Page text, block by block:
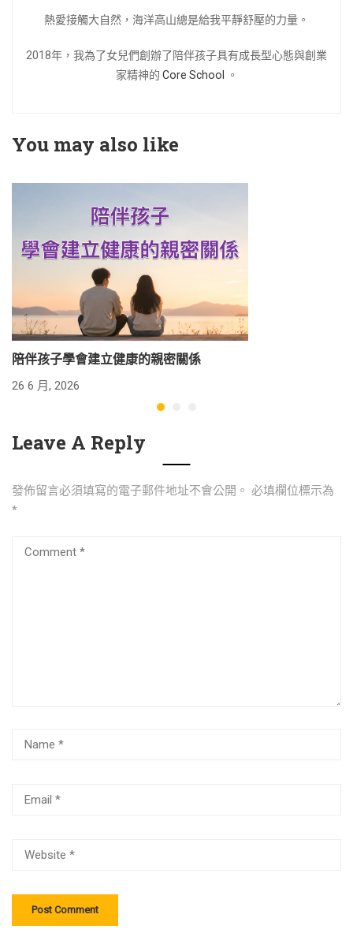
熱愛接觸大自然，海洋高山總是給我平靜舒壓的力量。
2018年，我為了女兒們創辦了陪伴孩子具有成長型心態與創業
家精神的 Core School 。
You may also like
陪伴孩子學會建立健康的親密關係
26 6 月, 2026
Leave A Reply
發佈留言必須填寫的電子郵件地址不會公開。 必填欄位標示為
*